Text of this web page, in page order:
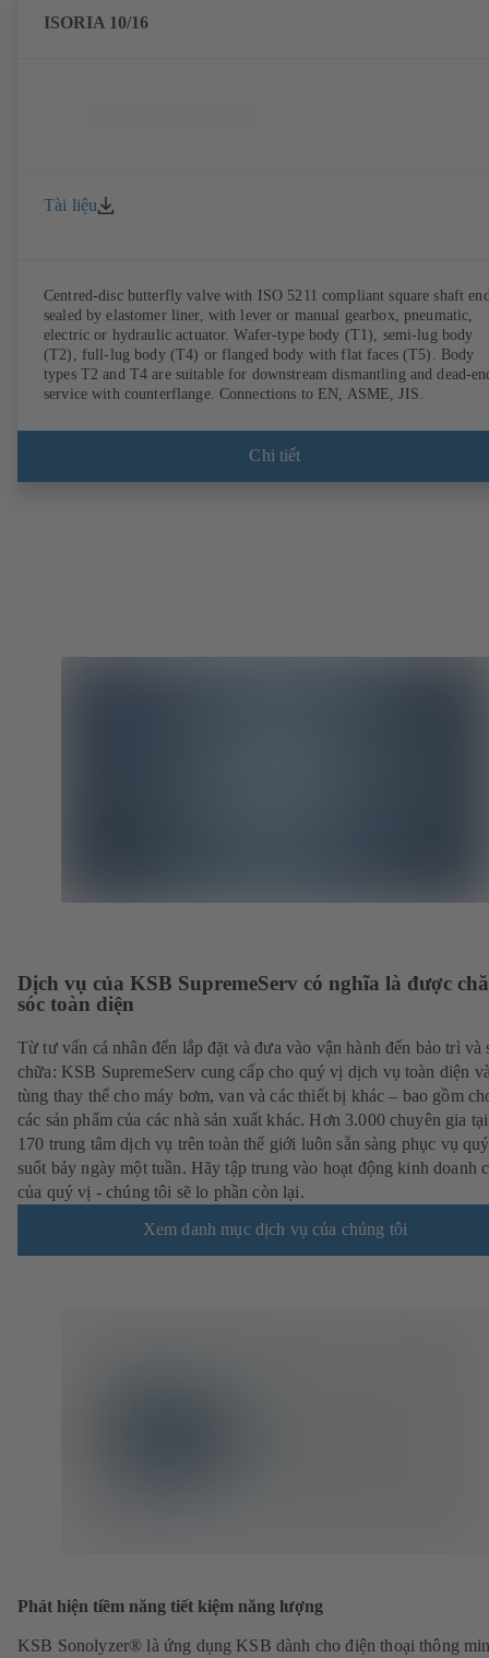
ISORIA 10/16
Tài liệu
Centred-disc butterfly valve with ISO 5211 compliant square shaft
sealed by elastomer liner, with lever or manual gearbox, pneumatic,
electric or hydraulic actuator. Wafer-type body (T1), semi-lug body
(T2), full-lug body (T4) or flanged body with flat faces (T5). Body
types T2 and T4 are suitable for downstream dismantling and dead-
service with counterflange. Connections to EN, ASME, JIS.
Chi tiết
Dịch vụ của KSB SupremeServ có nghĩa là được
sóc toàn diện
Từ tư vấn cá nhân đến lắp đặt và đưa vào vận hành đến bảo trì và
chữa: KSB SupremeServ cung cấp cho quý vị dịch vụ toàn diện
tùng thay thế cho máy bơm, van và các thiết bị khác – bao gồm
các sản phẩm của các nhà sản xuất khác. Hơn 3.000 chuyên gia
170 trung tâm dịch vụ trên toàn thế giới luôn sẵn sàng phục vụ
suốt bảy ngày một tuần. Hãy tập trung vào hoạt động kinh doanh
của quý vị - chúng tôi sẽ lo phần còn lại.
Xem danh mục dịch vụ của chúng tôi
Phát hiện tiềm năng tiết kiệm năng lượng
KSB Sonolyzer® là ứng dụng KSB dành cho điện thoại thông